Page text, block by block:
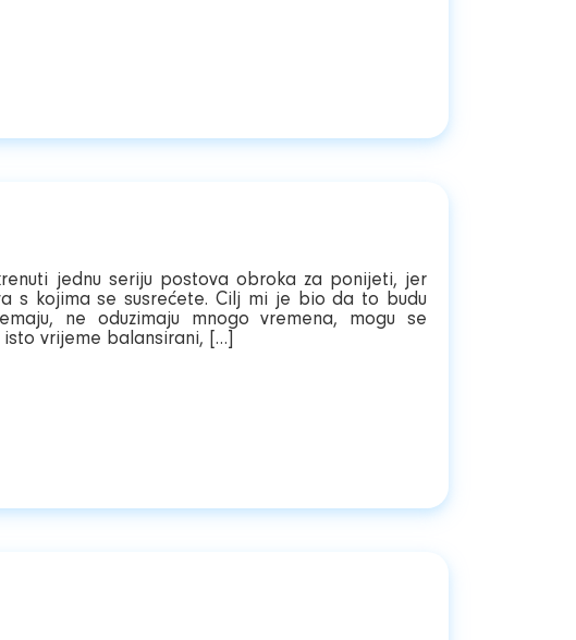
jednu seriju postova obroka za ponijeti, jer
s kojima se susrećete. Cilj mi je bio da to budu
ne oduzimaju mnogo vremena, mogu se
vrijeme balansirani, […]